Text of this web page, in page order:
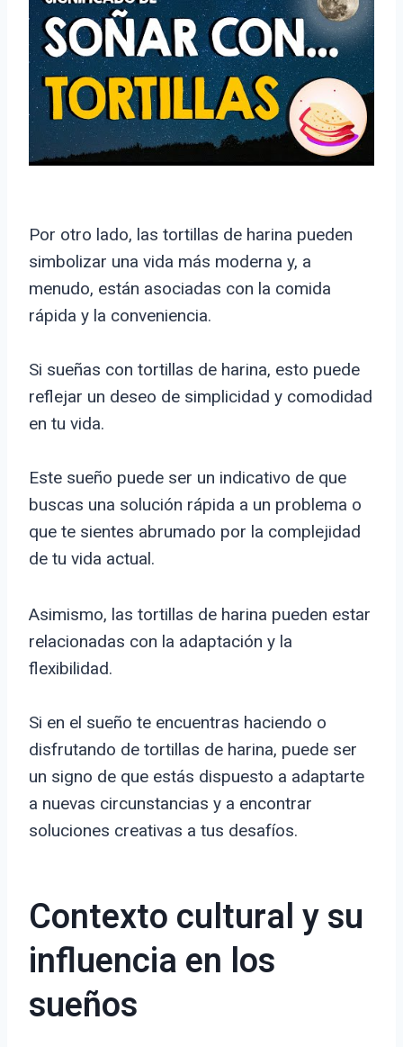
Por otro lado, las tortillas de harina pueden
simbolizar una vida más moderna y, a
menudo, están asociadas con la comida
rápida y la conveniencia.
Si sueñas con tortillas de harina, esto puede
reflejar un deseo de simplicidad y comodidad
en tu vida.
Este sueño puede ser un indicativo de que
buscas una solución rápida a un problema o
que te sientes abrumado por la complejidad
de tu vida actual.
Asimismo, las tortillas de harina pueden estar
relacionadas con la adaptación y la
flexibilidad.
Si en el sueño te encuentras haciendo o
disfrutando de tortillas de harina, puede ser
un signo de que estás dispuesto a adaptarte
a nuevas circunstancias y a encontrar
soluciones creativas a tus desafíos.
Contexto cultural y su
influencia en los
sueños